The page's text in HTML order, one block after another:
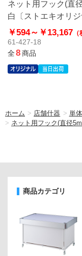
ネット用フック(直
白〔ストエキオリジ
￥594～ ￥13,167
61-427-18
全8商品
ホーム > 店舗什器 > 単
> ネット用フック(直径
商品カテゴリ